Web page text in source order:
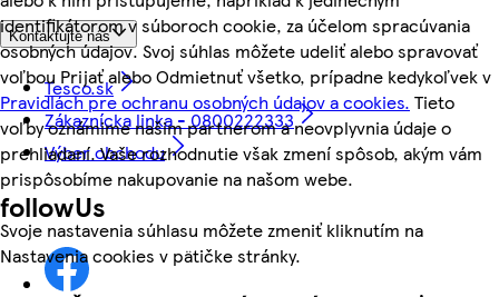
identifikátorom v súboroch cookie, za účelom spracúvania
osobných údajov. Svoj súhlas môžete udeliť alebo spravovať
voľbou Prijať alebo Odmietnuť všetko, prípadne kedykoľvek v
Pravidlách pre ochranu osobných údajov a cookies. Tieto
voľby oznámime našim partnerom a neovplyvnia údaje o
prehliadaní. Vaše rozhodnutie však zmení spôsob, akým vám
prispôsobíme nakupovanie na našom webe.
Svoje nastavenia súhlasu môžete zmeniť kliknutím na
Nastavenia cookies v pätičke stránky.
Kontaktujte nás
Tesco.sk
Zákaznícka linka - 0800222333
Výber obchodu
followUs